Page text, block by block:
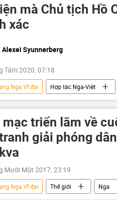
mà Chủ tịch Hồ
xác
Alexei Syunnerberg
Tám 2020, 07:18
Nga Vĩ đại Hợp tác Nga-Việt
mạc triển lãm về
giải phóng
Mười Một 2017, 23:19
Nga Vĩ đại Thế giới Nga